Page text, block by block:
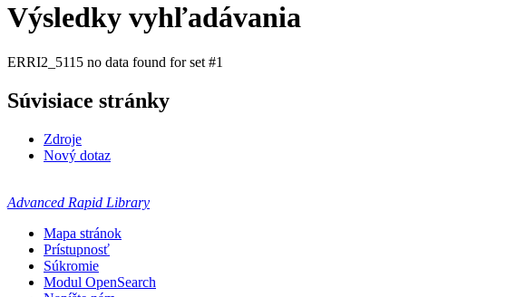
Výsledky vyhľadávania
ERRI2_5115 no data found for set #1
Súvisiace stránky
Zdroje
Nový dotaz
Advanced Rapid Library
Mapa stránok
Prístupnosť
Súkromie
Modul OpenSearch